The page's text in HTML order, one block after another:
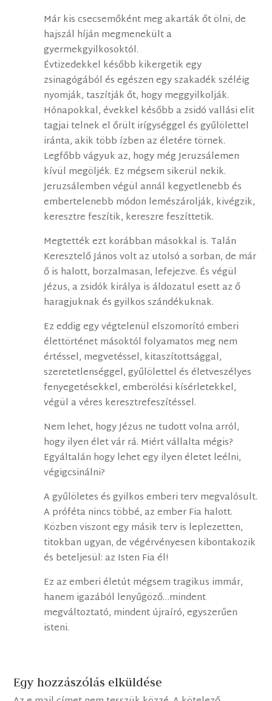
Már kis csecsemőként meg akarták őt ölni, de
hajszál híján megmenekült a
gyermekgyilkosoktól.
Évtizedekkel később kikergetik egy
zsinagógából és egészen egy szakadék széléig
nyomják, taszítják őt, hogy meggyilkolják.
Hónapokkal, évekkel később a zsidó vallási elit
tagjai telnek el őrült irígységgel és gyűlölettel
iránta, akik több ízben az életére törnek.
Legfőbb vágyuk az, hogy még Jeruzsálemen
kívül megöljék. Ez mégsem sikerül nekik.
Jeruzsálemben végül annál kegyetlenebb és
embertelenebb módon lemészárolják, kivégzik,
keresztre feszítik, kereszre feszíttetik.
Megtették ezt korábban másokkal is. Talán
Keresztelő János volt az utolsó a sorban, de már
ő is halott, borzalmasan, lefejezve. És végül
Jézus, a zsidók királya is áldozatul esett az ő
haragjuknak és gyilkos szándékuknak.
Ez eddig egy végtelenül elszomorító emberi
élettörténet másoktól folyamatos meg nem
értéssel, megvetéssel, kitaszítottsággal,
szeretetlenséggel, gyűlölettel és életveszélyes
fenyegetésekkel, emberölési kísérletekkel,
végül a véres keresztrefeszítéssel.
Nem lehet, hogy Jézus ne tudott volna arról,
hogy ilyen élet vár rá. Miért vállalta mégis?
Egyáltalán hogy lehet egy ilyen életet leélni,
végigcsinálni?
A gyűlöletes és gyilkos emberi terv megvalósult.
A próféta nincs többé, az ember Fia halott.
Közben viszont egy másik terv is leplezetten,
titokban ugyan, de végérvényesen kibontakozik
és beteljesül: az Isten Fia él!
Ez az emberi életút mégsem tragikus immár,
hanem igazából lenyűgöző…mindent
megváltoztató, mindent újraíró, egyszerűen
isteni.
Egy hozzászólás elküldése